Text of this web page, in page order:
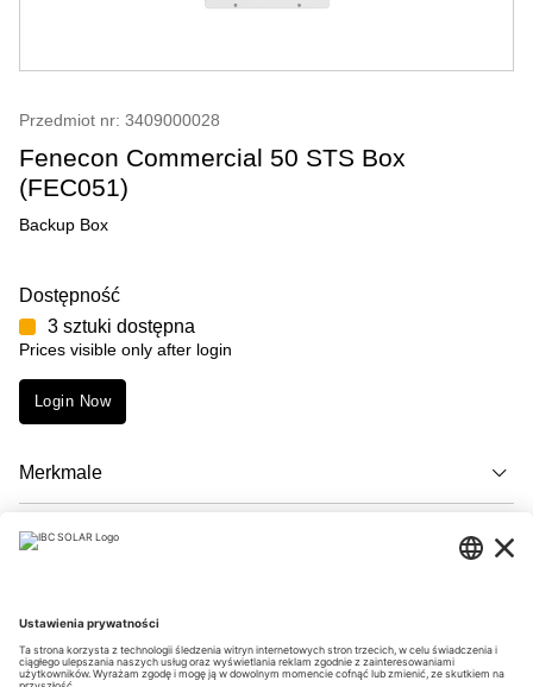
Przedmiot nr: 3409000028
Fenecon Commercial 50 STS Box
(FEC051)
Backup Box
Dostępność
3 sztuki dostępna
Prices visible only after login
Login Now
Merkmale
Opis
Downloads